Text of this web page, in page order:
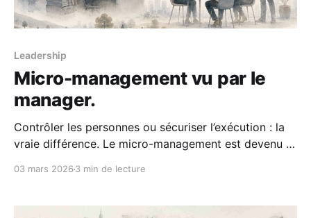
Leadership
Micro-management vu par le
manager.
Contrôler les personnes ou sécuriser l’exécution : la
vraie différence. Le micro-management est devenu le
manager moderne, il est banni. On préfère dire: “Je
03 mars 2026 3 min de lecture